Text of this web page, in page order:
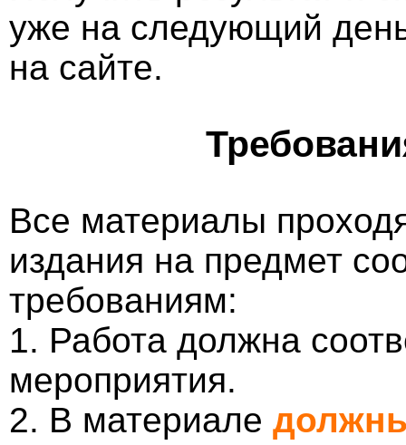
уже на следующий
на сайте.
Все материалы
издания на предмет
требованиям:
1. Работа должна
мероприятия.
2. В материале